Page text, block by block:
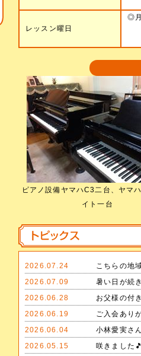
レッスン曜日
◎
ピアノ設備ヤマハC3二台、ヤマ
イト一台
2026.07.24
こちらの地
2026.07.09
暑い日が続
2026.06.28
お父様の付
2026.06.19
ご入会あり
2026.06.04
小林愛実さ
2026.05.15
咲きました🎵